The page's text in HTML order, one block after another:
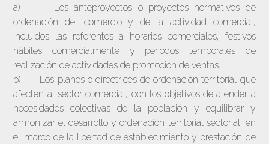
a) Los anteproyectos o proyectos normativos de
ordenación del comercio y de la actividad comercial,
incluidos las referentes a horarios comerciales, festivos
hábiles comercialmente y periodos temporales de
realización de actividades de promoción de ventas.
b) Los planes o directrices de ordenación territorial que
afecten al sector comercial, con los objetivos de atender a
necesidades colectivas de la población y equilibrar y
armonizar el desarrollo y ordenación territorial sectorial, en
el marco de la libertad de establecimiento y prestación de